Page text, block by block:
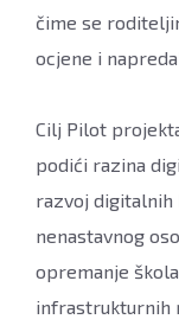
čime se
ocjene i
Cilj Pilot
podići razina
razvoj digitalnih
nenastavnog
opremanje
infrastrukturnih